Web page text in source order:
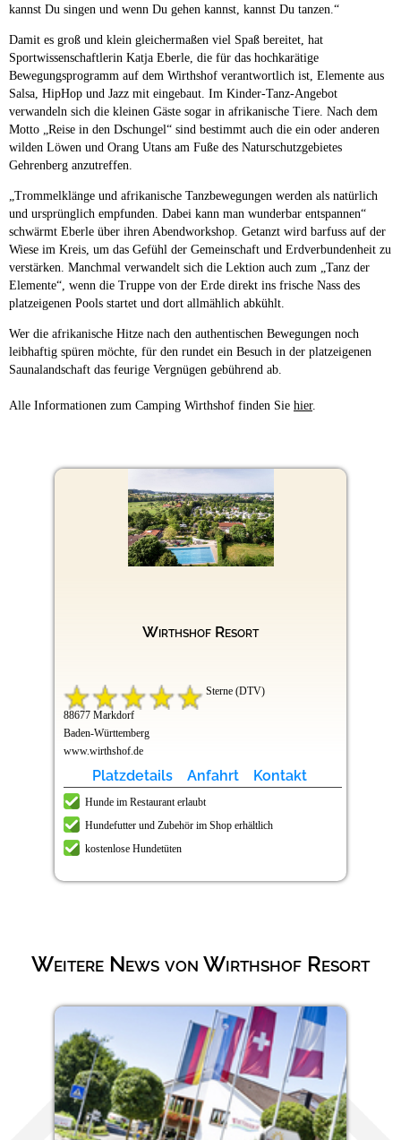
kannst Du singen und wenn Du gehen kannst, kannst Du tanzen.“
Damit es groß und klein gleichermaßen viel Spaß bereitet, hat
Sportwissenschaftlerin Katja Eberle, die für das hochkarätige
Bewegungsprogramm auf dem Wirthshof verantwortlich ist, Elemente aus
Salsa, HipHop und Jazz mit eingebaut. Im Kinder-Tanz-Angebot
verwandeln sich die kleinen Gäste sogar in afrikanische Tiere. Nach dem
Motto „Reise in den Dschungel“ sind bestimmt auch die ein oder anderen
wilden Löwen und Orang Utans am Fuße des Naturschutzgebietes
Gehrenberg anzutreffen.
„Trommelklänge und afrikanische Tanzbewegungen werden als natürlich
und ursprünglich empfunden. Dabei kann man wunderbar entspannen“
schwärmt Eberle über ihren Abendworkshop. Getanzt wird barfuss auf der
Wiese im Kreis, um das Gefühl der Gemeinschaft und Erdverbundenheit zu
verstärken. Manchmal verwandelt sich die Lektion auch zum „Tanz der
Elemente“, wenn die Truppe von der Erde direkt ins frische Nass des
platzeigenen Pools startet und dort allmählich abkühlt.
Wer die afrikanische Hitze nach den authentischen Bewegungen noch
leibhaftig spüren möchte, für den rundet ein Besuch in der platzeigenen
Saunalandschaft das feurige Vergnügen gebührend ab.
Alle Informationen zum Camping Wirthshof finden Sie hier.
Wirthshof Resort
Sterne (DTV)
88677 Markdorf
Baden-Württemberg
www.wirthshof.de
Platzdetails Anfahrt Kontakt
Hunde im Restaurant erlaubt
Hundefutter und Zubehör im Shop erhältlich
kostenlose Hundetüten
Weitere News von Wirthshof Resort